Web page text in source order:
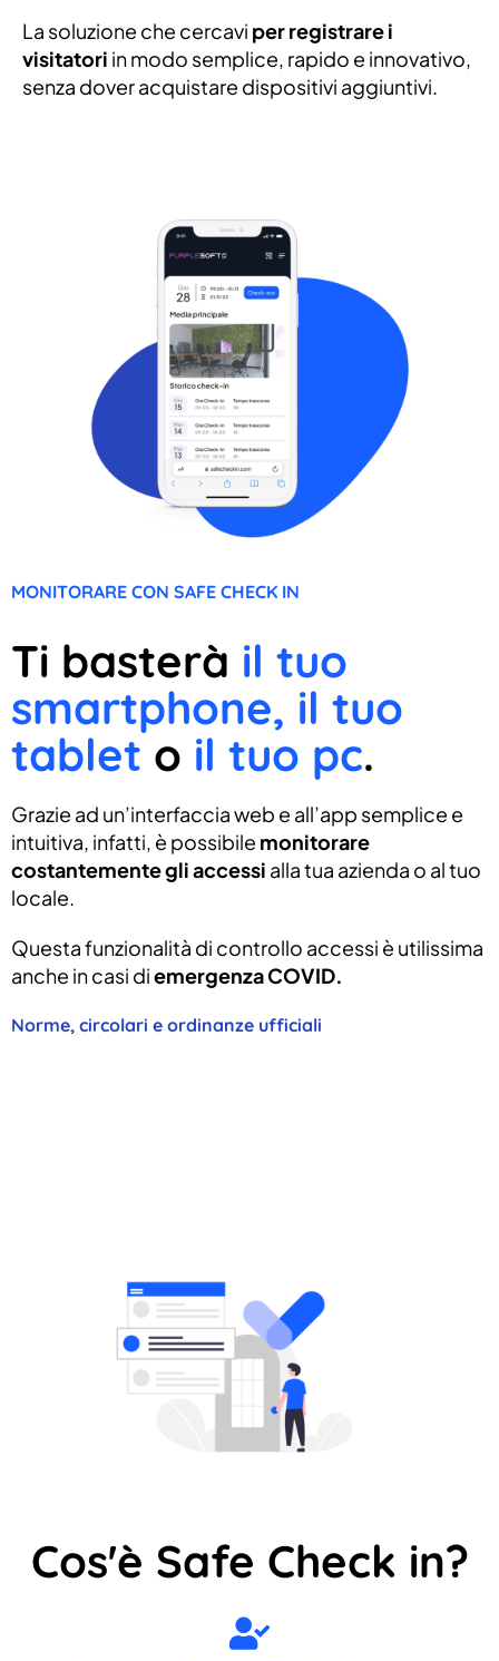
La soluzione che cercavi per registrare i
visitatori in modo semplice, rapido e innovativo,
senza dover acquistare dispositivi aggiuntivi.
MONITORARE CON SAFE CHECK IN
Ti basterà il tuo
smartphone, il tuo
tablet o il tuo pc.
Grazie ad un’interfaccia web e all’app semplice e
intuitiva, infatti, è possibile monitorare
costantemente gli accessi alla tua azienda o al tuo
locale.
Questa funzionalità di controllo accessi è utilissima
anche in casi diemergenza COVID.
Norme, circolari e ordinanze ufficiali
Cos'è Safe Check in?